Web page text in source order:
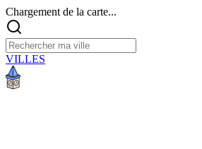
Chargement de la carte...
VILLES